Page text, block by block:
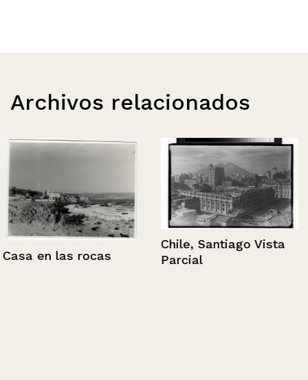
Archivos relacionados
Casa en las rocas
Chile, Santiago Vista
Parcial